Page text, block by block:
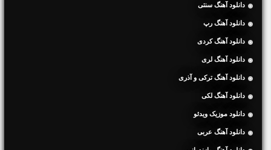
دانلود آهنگ سنتی
دانلود آهنگ رپ
دانلود آهنگ کردی
دانلود آهنگ لری
دانلود آهنگ ترکی و آذری
دانلود آهنگ لکی
دانلود موزیک ویدئو
دانلود آهنگ عربی